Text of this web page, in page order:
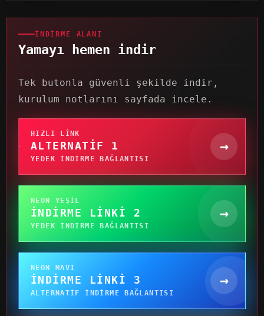
İNDIRME ALANI
Yamayı hemen indir
Tek butonla güvenli şekilde indir,
kurulum notlarını sayfada incele.
HIZLI LINK
ALTERNATIF 1
YEDEK INDIRME BAĞLANTISI
→
NEON YEŞIL
İNDIRME LINKI 2
YEDEK INDIRME BAĞLANTISI
→
NEON MAVI
İNDIRME LINKI 3
ALTERNATIF INDIRME BAĞLANTISI
→